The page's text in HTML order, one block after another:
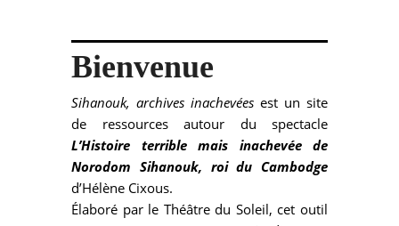
Bienvenue
Sihanouk, archives inachevées est un site
de ressources autour du spectacle
L’Histoire terrible mais inachevée de
Norodom Sihanouk, roi du Cambodge
d’Hélène Cixous.
Élaboré par le Théâtre du Soleil, cet outil